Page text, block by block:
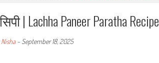
| Lachha Paneer Paratha Recipe
Nisha- September 18, 2025